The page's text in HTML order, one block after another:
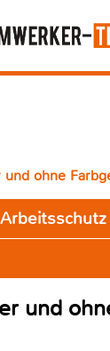
und ohne
und